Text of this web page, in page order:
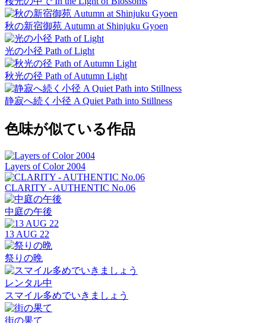
秋の新宿御苑 Autumn at Shinjuku Gyoen
光の小径 Path of Light
秋光の径 Path of Autumn Light
静寂へ続く小径 A Quiet Path into Stillness
色味が似ている作品
Layers of Color 2004
CLARITY - AUTHENTIC No.06
中庭の午後
13 AUG 22
祭りの晩
レンタル中
スマイル多めでいきましょう
街の果て